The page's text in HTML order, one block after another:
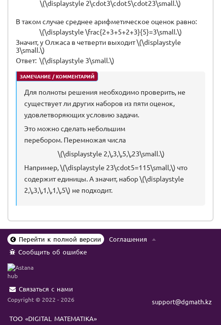
\(\displaystyle 2\cdot3\cdot5\cdot23\small.\)
В таком случае среднее арифметическое оценок равно:
\(\displaystyle \frac{2+3+5+2+3}{5}=3\small.\)
Значит, у Олжаса в четверти выходит \(\displaystyle
3\small.\)
Ответ: \(\displaystyle 3\small.\)
ЗАМЕЧАНИЕ / КОММЕНТАРИЙ
Для полноты решения необходимо проверить, не
существует ли других наборов из пяти оценок,
удовлетворяющих условию задачи.
Это можно сделать небольшим
перебором. Перемножая числа
\(\displaystyle 2,\,3,\,5,\,23\small.\)
Например, \(\displaystyle 23\cdot5=115\small,\) что
содержит единицы. А значит, набор \(\displaystyle
2,\,3,\,1,\,1,\,5\) не подходит.
Перейти к полной версии
Соглашения
Сообщить об ошибке
Связаться с нами
Copyright © 2022 - 2026
ТОО «DIGITAL MATEMATIKA»
support@dgmath.kz